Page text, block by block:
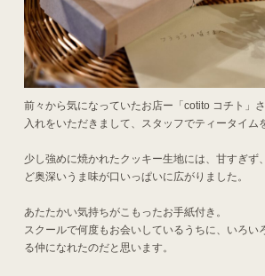
前々から気になっていたお店ー「cotito コチト」
入れをいただきまして、スタッフでティータイム
少し強めに焼かれたクッキー生地には、甘すぎず
ど奥深いうま味が口いっぱいに広がりました。
あたたかい気持ちがこもったお手紙付き。
スクールで何度もお会いしているうちに、いろい
る仲になれたのだと思います。